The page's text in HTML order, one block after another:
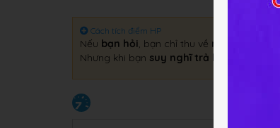
Cách tích điểm HP
Nếu bạn hỏi, bạn chỉ thu về một câu trả lời
Nhưng khi bạn suy nghĩ trả lời